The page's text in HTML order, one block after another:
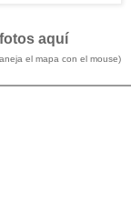
aquí
el mapa con el mouse)